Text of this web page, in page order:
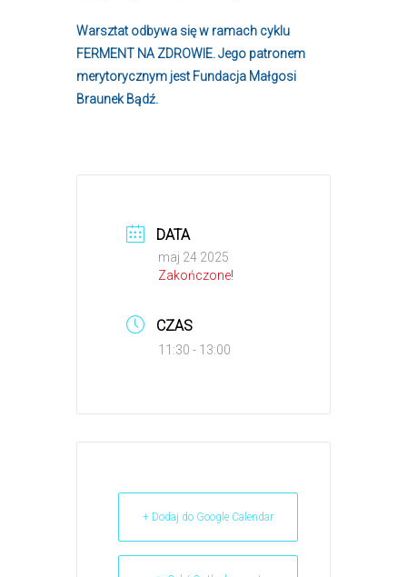
Warsztat odbywa się w ramach cyklu
FERMENT NA ZDROWIE. Jego patronem
merytorycznym jest Fundacja Małgosi
Braunek Bądź.
DATA
maj 24 2025
Zakończone!
CZAS
11:30 - 13:00
+ Dodaj do Google Calendar